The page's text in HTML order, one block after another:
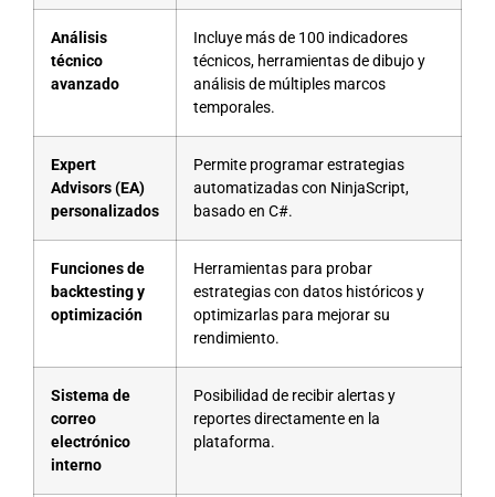
Análisis
técnico
avanzado
Incluye más de 100 indicadores
técnicos, herramientas de dibujo y
análisis de múltiples marcos
temporales.
Expert
Advisors (EA)
personalizados
Permite programar estrategias
automatizadas con NinjaScript,
basado en C#.
Funciones de
backtesting y
optimización
Herramientas para probar
estrategias con datos históricos y
optimizarlas para mejorar su
rendimiento.
Sistema de
correo
electrónico
interno
Posibilidad de recibir alertas y
reportes directamente en la
plataforma.